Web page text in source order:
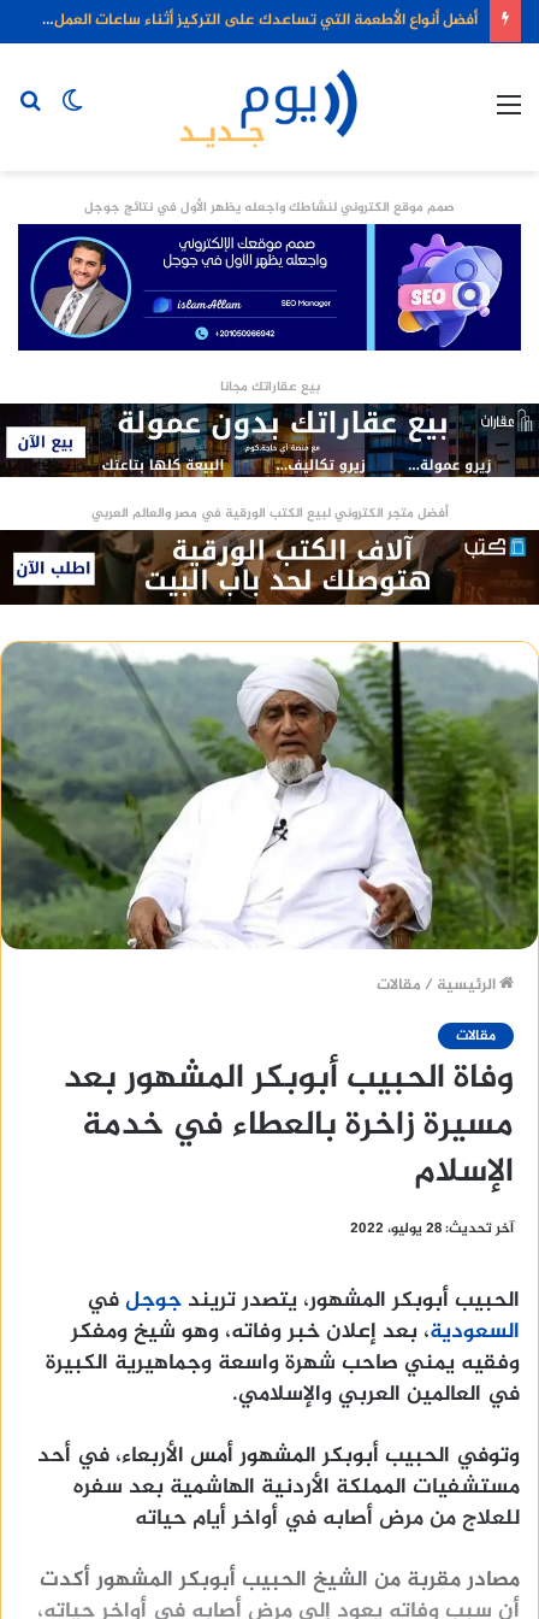
أفضل أنواع الأطعمة التي تساعدك على التركيز أثناء ساعات العمل الطويلة
الوضع
صمم موقع الكتروني لنشاطك واجعله يظهر الأول في نتائج جوجل
بيع عقاراتك مجانا
أفضل متجر الكتروني لبيع الكتب الورقية في مصر والعالم العربي
الرئيسية / مقالات
مقالات
وفاة الحبيب أبوبكر المشهور بعد
مسيرة زاخرة بالعطاء في خدمة
الإسلام
آخر تحديث: 28 يوليو، 2022
الحبيب أبوبكر المشهور، يتصدر تريند جوجلفي
السعودية، بعد إعلان خبر وفاته، وهو شيخ ومفكر
وفقيه يمني صاحب شهرة واسعة وجماهيرية الكبيرة
في العالمين العربي والإسلامي.
وتوفي الحبيب أبوبكر المشهور أمس الأربعاء، في أحد
مستشفيات المملكة الأردنية الهاشمية بعد سفره
للعلاج من مرض أصابه في أواخر أيام حياته
مصادر مقربة من الشيخ الحبيب أبوبكر المشهور أكدت
أن سبب وفاته يعود إلى مرض أصابه في أواخر حياته،